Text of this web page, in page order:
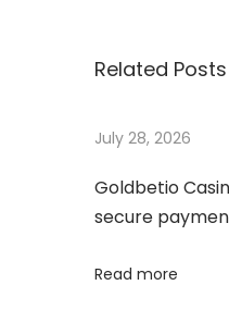
R
w
r
d
:
Related Posts
July 28, 2026
Goldbetio
secure
Read more